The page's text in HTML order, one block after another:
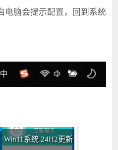
脑会提示配置，回到系统
Win11系统 24H2更新